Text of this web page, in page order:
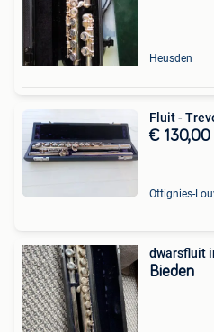
Heusden
Fluit -
€ 130,00
Ottignies-
dwarsfluit
Bieden